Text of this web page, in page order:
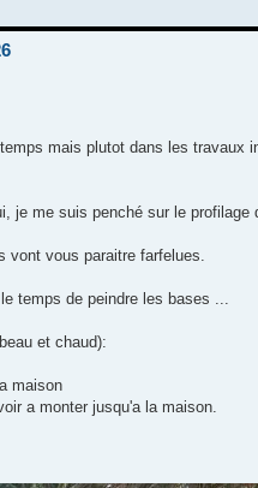
mais plutot dans les
je me suis penché sur le profilage
vont vous paraitre farfelues.
temps de peindre les bases ...
et chaud):
maison
a monter jusqu'a la maison.